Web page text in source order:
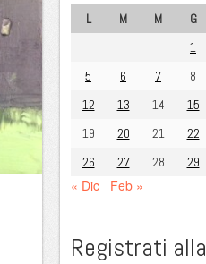
L M M G
1
5
6 7 8
12
13 14 15
19
20 21 22
26
27 28 29
« Dic Feb »
Registrati alla